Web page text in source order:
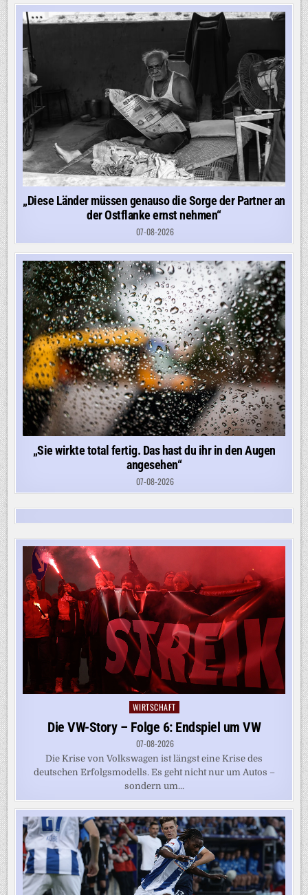
„Diese Länder müssen genauso die Sorge der Partner an
der Ostflanke ernst nehmen“
07-08-2026
„Sie wirkte total fertig. Das hast du ihr in den Augen
angesehen“
07-08-2026
Posted
in
WIRTSCHAFT
Die VW-Story – Folge 6: Endspiel um VW
07-08-2026
Die Krise von Volkswagen ist längst eine Krise des
deutschen Erfolgsmodells. Es geht nicht nur um Autos –
sondern um...